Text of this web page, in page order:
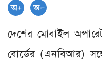
দেশের মোবাইল
বোর্ডের (এনবিআর)